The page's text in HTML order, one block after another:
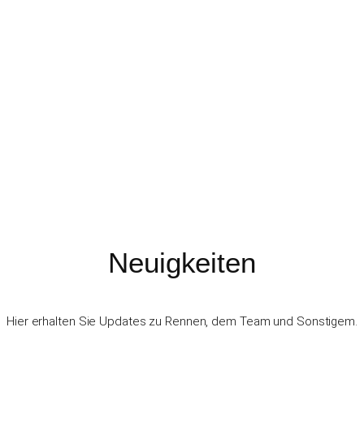
Neuigkeiten
Hier erhalten Sie Updates zu Rennen, dem Team und Sonstigem.